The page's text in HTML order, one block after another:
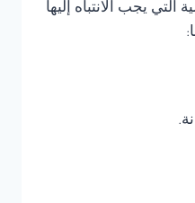
يجب الانتباه إليها